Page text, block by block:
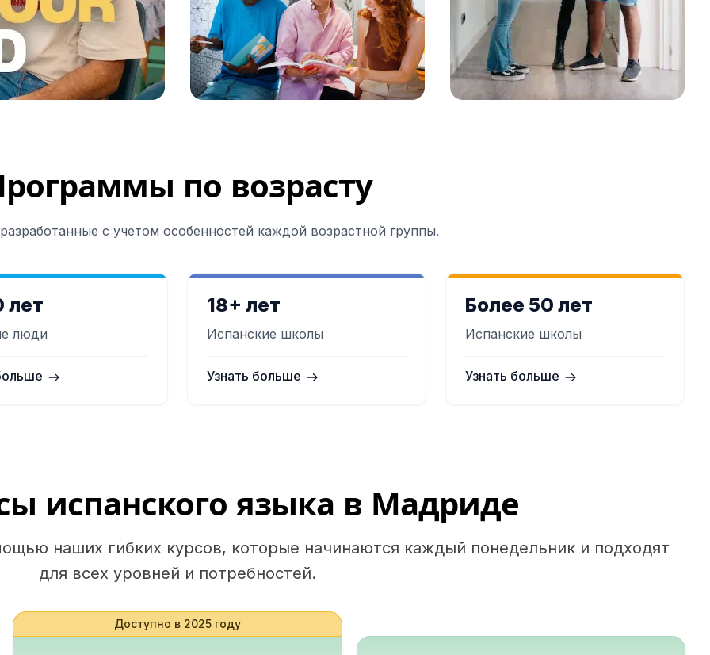
языка
DELE
SIELE
языка
SIELE
сессии.
языка
по возрасту
с учетом особенностей каждой возрастной группы.
лет
люди
18+ лет
Испанские школы
Узнать больше
Более 50 лет
Испанские школы
Узнать больше
испанского языка в Мадриде
наших гибких курсов, которые начинаются каждый понедельник и подходят
для всех уровней и потребностей.
Доступно в 2025 году